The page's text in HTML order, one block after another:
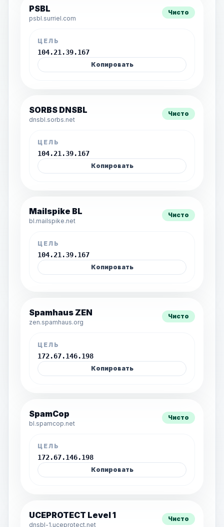
PSBL
psbl.surriel.com
Чисто
ЦЕЛЬ
104.21.39.167
Копировать
SORBS DNSBL
dnsbl.sorbs.net
Чисто
ЦЕЛЬ
104.21.39.167
Копировать
Mailspike BL
bl.mailspike.net
Чисто
ЦЕЛЬ
104.21.39.167
Копировать
Spamhaus ZEN
zen.spamhaus.org
Чисто
ЦЕЛЬ
172.67.146.198
Копировать
SpamCop
bl.spamcop.net
Чисто
ЦЕЛЬ
172.67.146.198
Копировать
UCEPROTECT Level 1
dnsbl-1.uceprotect.net
Чисто